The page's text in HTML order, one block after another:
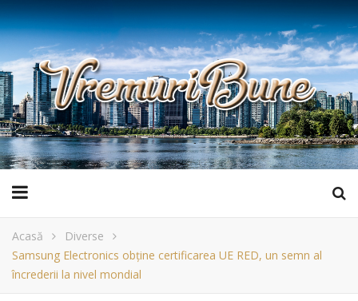
Acasă
Diverse
Samsung Electronics obține certificarea UE RED, un semn al
încrederii la nivel mondial